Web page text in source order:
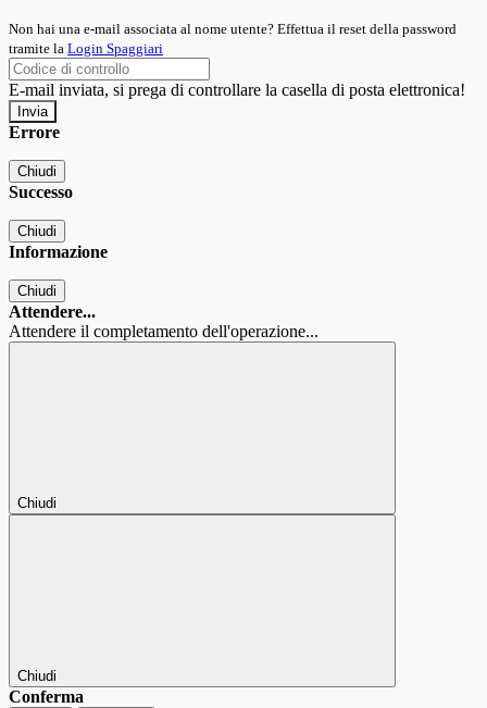
Non hai una e-mail associata al nome utente? Effettua il reset della password
tramite la Login Spaggiari
E-mail inviata, si prega di controllare la casella di posta elettronica!
Errore
Chiudi
Successo
Chiudi
Informazione
Chiudi
Attendere...
Attendere il completamento dell'operazione...
Chiudi
Chiudi
Conferma